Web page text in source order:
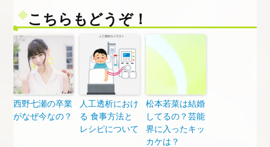
こちらもどうぞ！
西野七瀬の卒業
がなぜ今なの？
人工透析におけ
る 食事方法と
レシピについて
松本若菜は結婚
してるの？芸能
界に入ったキッ
カケは？